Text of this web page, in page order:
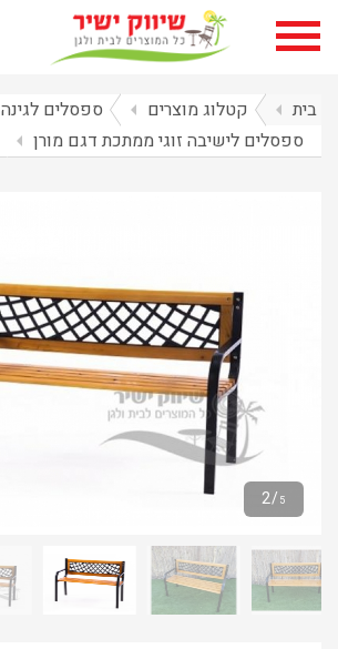
בית arrow_left קטלוג מוצרים arrow_left ספסלים לגינה
ספסלים לישיבה זוגי ממתכת דגם מורן arrow_left
2/ 5